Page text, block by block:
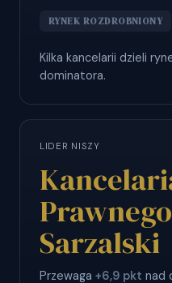
RYNEK ROZDROBNIONY
Kilka kancelarii dzieli
dominatora.
LIDER NISZY
Sarzalski
Przewaga +6,9 pkt nad